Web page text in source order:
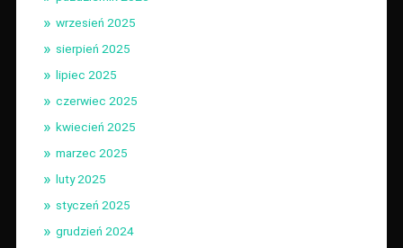
wrzesień 2025
sierpień 2025
lipiec 2025
czerwiec 2025
kwiecień 2025
marzec 2025
luty 2025
styczeń 2025
grudzień 2024